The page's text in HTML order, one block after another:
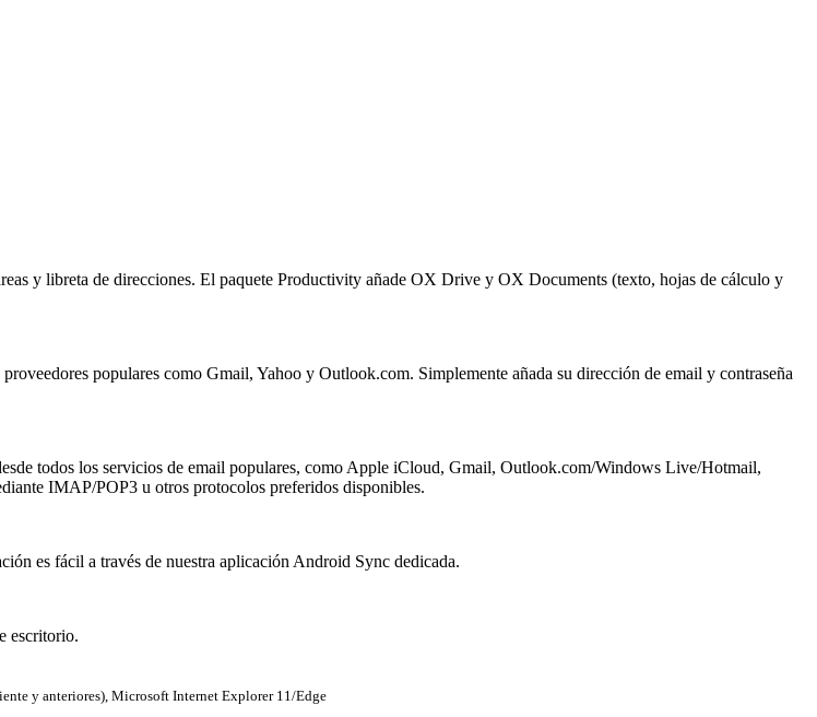
y libreta de direcciones. El paquete Productivity añade OX Drive y OX Documents (texto, hojas de cálculo y
populares como Gmail, Yahoo y Outlook.com. Simplemente añada su dirección de email y contraseña
todos los servicios de email populares, como Apple iCloud, Gmail, Outlook.com/Windows Live/Hotmail,
IMAP/POP3 u otros protocolos preferidos disponibles.
es fácil a través de nuestra aplicación Android Sync dedicada.
escritorio.
y anteriores), Microsoft Internet Explorer 11/Edge